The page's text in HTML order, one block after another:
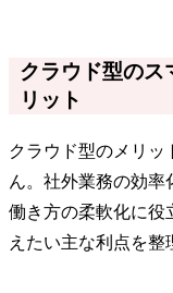
クラウド型のス
リット
クラウド型のメリ
ん。社外業務の効率
働き方の柔軟化に役
えたい主な利点を整